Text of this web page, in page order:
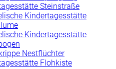
Steinstraße
Kindertagesstätte
Kindertagesstätte
Nestflüchter
Flohkiste